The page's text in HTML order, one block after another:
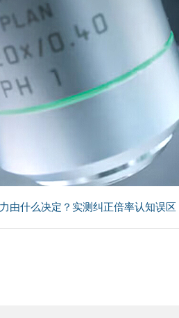
由什么决定？实测纠正倍率认知误区